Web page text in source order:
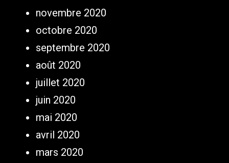
novembre 2020
octobre 2020
septembre 2020
août 2020
juillet 2020
juin 2020
mai 2020
avril 2020
mars 2020